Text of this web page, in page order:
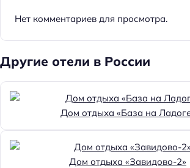
Нет комментариев для просмотра.
Другие отели в России
Дом отдыха «База на
Дом отдыха «Завидово-2»